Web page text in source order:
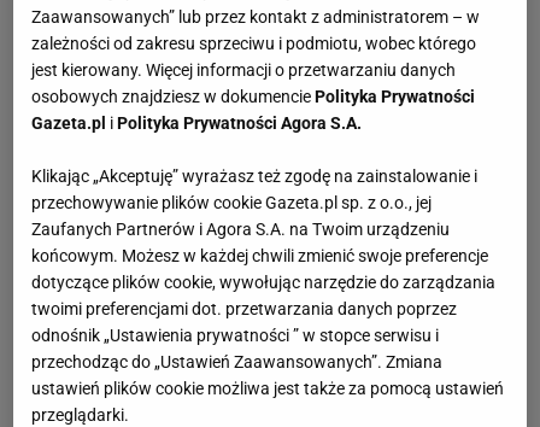
Zaawansowanych” lub przez kontakt z administratorem – w
zależności od zakresu sprzeciwu i podmiotu, wobec którego
jest kierowany. Więcej informacji o przetwarzaniu danych
osobowych znajdziesz w dokumenciePolityka Prywatności
Gazeta.pl iPolityka Prywatności Agora S.A.
Klikając „Akceptuję” wyrażasz też zgodę na zainstalowanie i
przechowywanie plików cookie Gazeta.pl sp. z o.o., jej
Zaufanych Partnerów i Agora S.A. na Twoim urządzeniu
końcowym. Możesz w każdej chwili zmienić swoje preferencje
dotyczące plików cookie, wywołując narzędzie do zarządzania
twoimi preferencjami dot. przetwarzania danych poprzez
odnośnik „Ustawienia prywatności ” w stopce serwisu i
przechodząc do „Ustawień Zaawansowanych”. Zmiana
ustawień plików cookie możliwa jest także za pomocą ustawień
przeglądarki.